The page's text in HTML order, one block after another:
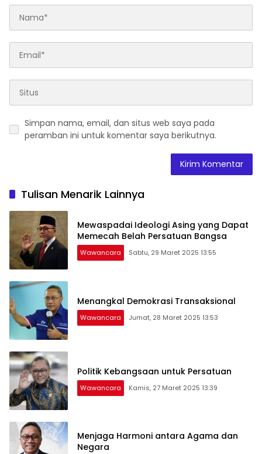
Simpan nama, email, dan situs web saya pada
peramban ini untuk komentar saya berikutnya.
Tulisan Menarik Lainnya
Mewaspadai Ideologi Asing yang Dapat
Memecah Belah Persatuan Bangsa
Wawancara Sabtu, 29 Maret 2025 13:55
Menangkal Demokrasi Transaksional
Wawancara Jumat, 28 Maret 2025 13:53
Politik Kebangsaan untuk Persatuan
Wawancara Kamis, 27 Maret 2025 13:39
Menjaga Harmoni antara Agama dan
Negara